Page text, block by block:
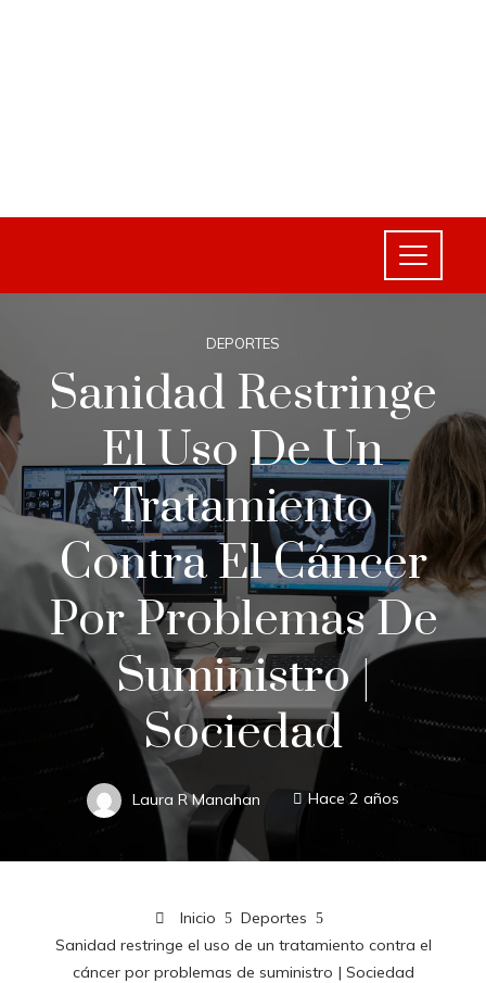
DEPORTES
Sanidad Restringe
El Uso De Un
Tratamiento
Contra El Cáncer
Por Problemas De
Suministro |
Sociedad
Laura R Manahan Hace 2 años
Inicio
Deportes
Sanidad restringe el uso de un tratamiento contra el
cáncer por problemas de suministro | Sociedad